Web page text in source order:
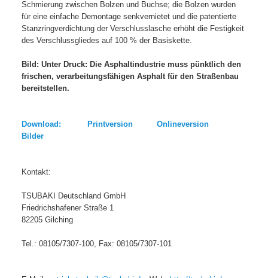
Schmierung zwischen Bolzen und Buchse; die Bolzen wurden
für eine einfache Demontage senkvernietet und die patentierte
Stanzringverdichtung der Verschlusslasche erhöht die Festigkeit
des Verschlussgliedes auf 100 % der Basiskette.
Bild: Unter Druck: Die Asphaltindustrie muss pünktlich den
frischen, verarbeitungsfähigen Asphalt für den Straßenbau
bereitstellen.
Download: Printversion Onlineversion
Bilder
Kontakt:
TSUBAKI Deutschland GmbH
Friedrichshafener Straße 1
82205 Gilching
Tel.: 08105/7307-100, Fax: 08105/7307-101